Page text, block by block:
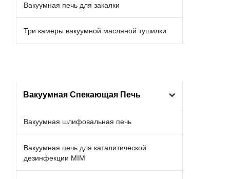
Вакуумная печь для закалки
Три камеры вакуумной масляной тушилки
Вакуумная Спекающая Печь
Вакуумная шлифовальная печь
Вакуумная печь для каталитической
дезинфекции MIM